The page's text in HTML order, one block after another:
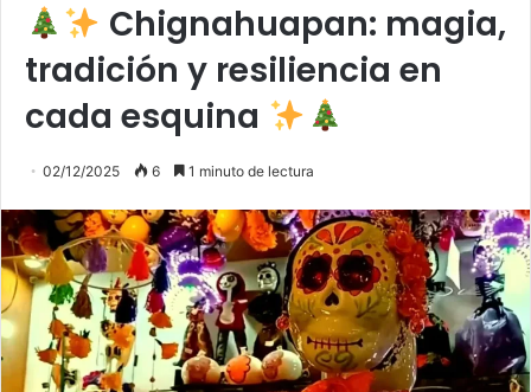
Chignahuapan: magia,
tradición y resiliencia en
cada esquina
02/12/2025 6 1 minuto de lectura